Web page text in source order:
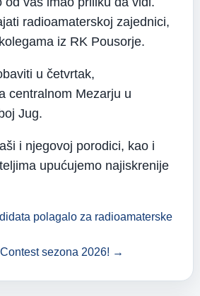
radioamaterskoj zajednici,
iz RK Pousorje.
u četvrtak,
centralnom Mezarju u
Jug.
i njegovoj porodici, kao i
upućujemo najiskrenije
polagalo za radioamaterske
sezona 2026! →